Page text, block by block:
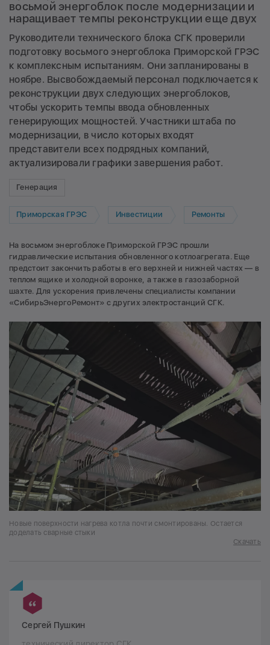
восьмой энергоблок после модернизации и
наращивает темпы реконструкции еще двух
Руководители технического блока СГК проверили
подготовку восьмого энергоблока Приморской ГРЭС
к комплексным испытаниям. Они запланированы в
ноябре. Высвобождаемый персонал подключается к
реконструкции двух следующих энергоблоков,
чтобы ускорить темпы ввода обновленных
генерирующих мощностей. Участники штаба по
модернизации, в число которых входят
представители всех подрядных компаний,
актуализировали графики завершения работ.
Генерация
Приморская ГРЭС Инвестиции Ремонты
На восьмом энергоблоке Приморской ГРЭС прошли
гидравлические испытания обновленного котлоагрегата. Еще
предстоит закончить работы в его верхней и нижней частях — в
теплом ящике и холодной воронке, а также в газозаборной
шахте. Для ускорения привлечены специалисты компании
«СибирьЭнергоРемонт» с других электростанций СГК.
Новые поверхности нагрева котла почти смонтированы. Остается
доделать сварные стыки
Скачать
Сергей Пушкин